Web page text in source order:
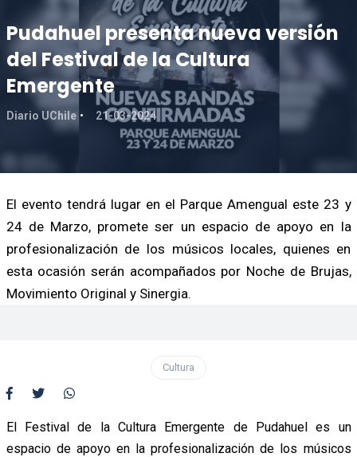
Pudahuel presenta nueva versión
del Festival de la Cultura
Emergente
Diario UChile 21-03-2024
El evento tendrá lugar en el Parque Amengual este 23 y
24 de Marzo, promete ser un espacio de apoyo en la
profesionalización de los músicos locales, quienes en
esta ocasión serán acompañados por Noche de Brujas,
Movimiento Original y Sinergia.
Cultura
El Festival de la Cultura Emergente de Pudahuel es un
espacio de apoyo en la profesionalización de los músicos